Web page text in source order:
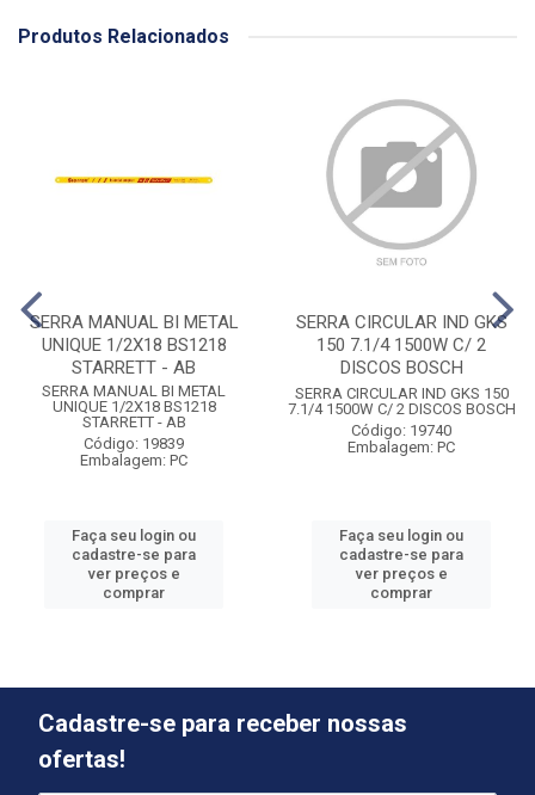
Produtos Relacionados
SERRA MANUAL BI METAL
UNIQUE 1/2X18 BS1218
STARRETT - AB
SERRA MANUAL BI METAL
UNIQUE 1/2X18 BS1218
STARRETT - AB
Código: 19839
Embalagem: PC
Faça seu login ou
cadastre-se para
ver preços e
comprar
SERRA CIRCULAR IND GKS
150 7.1/4 1500W C/ 2
DISCOS BOSCH
SERRA CIRCULAR IND GKS 150
7.1/4 1500W C/ 2 DISCOS BOSCH
Código: 19740
Embalagem: PC
Faça seu login ou
cadastre-se para
ver preços e
comprar
Cadastre-se para receber nossas
ofertas!